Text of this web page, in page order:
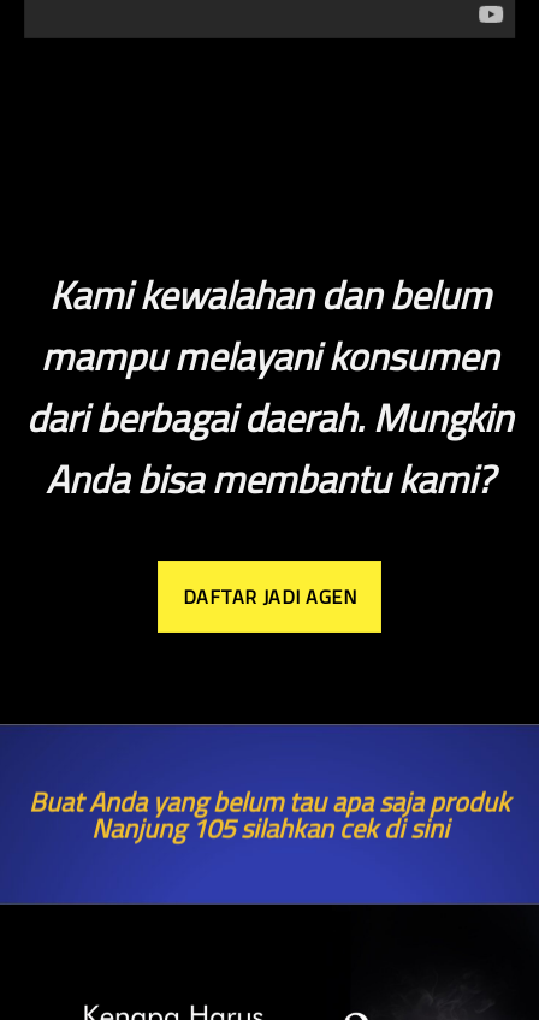
Kami kewalahan dan belum
mampu melayani konsumen
dari berbagai daerah. Mungkin
Anda bisa membantu kami?
DAFTAR JADI AGEN
Buat Anda yang belum tau apa saja produk
Nanjung 105 silahkan cek di sini